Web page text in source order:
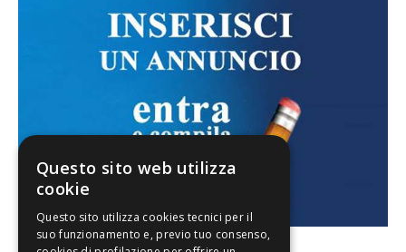
Questo sito web utilizza
cookie